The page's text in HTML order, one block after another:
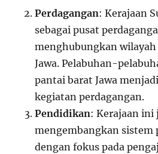
Perdagangan: Kerajaan
sebagai pusat
menghubungkan
Jawa. Pelabuhan-
pantai barat Jawa
kegiatan perdagangan.
Pendidikan: Kerajaan ini
mengembangkan sistem
dengan fokus pada